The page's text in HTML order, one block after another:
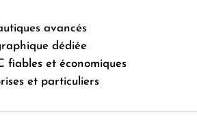
avancés
dédiée
fiables et économiques
et particuliers